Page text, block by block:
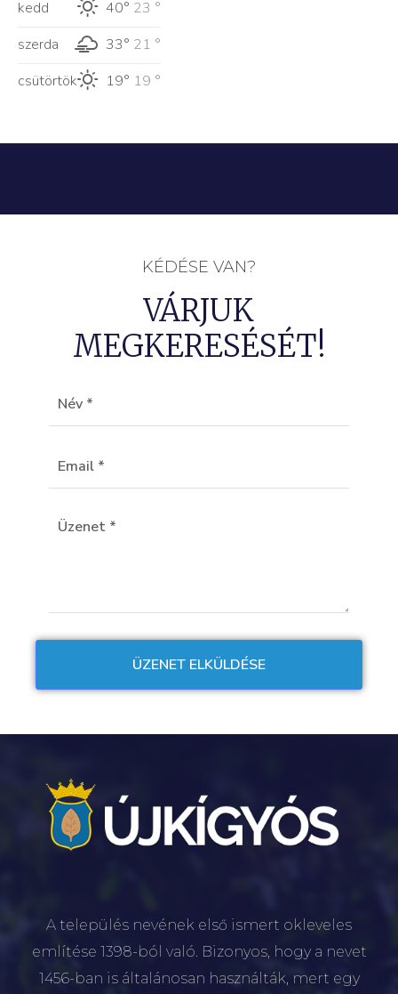
kedd 40° 23 °
szerda
33° 21 °
csütörtök
19° 19 °
KÉDÉSE VAN?
VÁRJUK
MEGKERESÉSÉT!
A település nevének első ismert okleveles
említése 1398-ból való. Bizonyos, hogy a nevet
1456-ban is általánosan használták, mert egy